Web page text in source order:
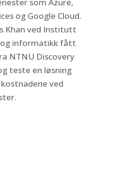
som Azure,
og Google Cloud.
Khan ved Institutt
informatikk fått
NTNU Discovery
teste en løsning
ved